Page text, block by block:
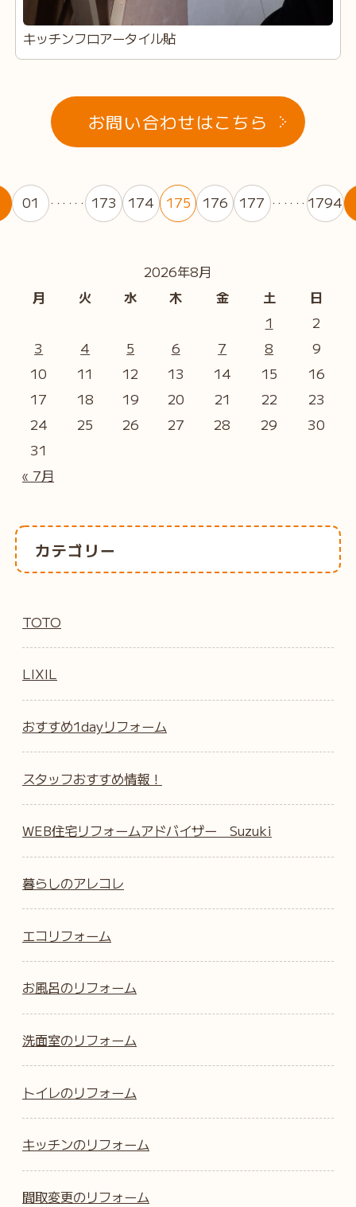
キッチンフロアータイル貼
お問い合わせはこちら
01 ・・・・・・ 173 174 175 176 177 ・・・・・・ 1794
2026年8月
月
火 水 木 金 土 日
« 7月
1
2
3
4 5 6 7 8
9
10
11 12 13 14 15
16
17
18 19 20 21 22
23
24
25 26 27 28 29
30
31
カテゴリー
TOTO
LIXIL
おすすめ1dayリフォーム
スタッフおすすめ情報！
WEB住宅リフォームアドバイザー Suzuki
暮らしのアレコレ
エコリフォーム
お風呂のリフォーム
洗面室のリフォーム
トイレのリフォーム
キッチンのリフォーム
間取変更のリフォーム